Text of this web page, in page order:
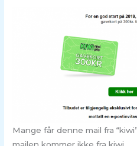
Mange får denne mail fra
mailen kommer ikke fra kiwi.